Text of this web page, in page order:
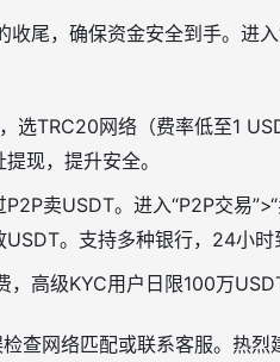
收尾，确保资金安全到手。进
选TRC20网络（费率低至1
现，提升安全。
P2P卖USDT。进入“P2P交易
。支持多种银行，24小时
高级KYC用户日限100万USDT
查网络匹配或联系客服。热烈